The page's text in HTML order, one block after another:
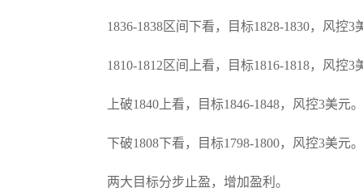
1836-1838区间下看，目标1828-1830，风控3
1810-1812区间上看，目标1816-1818，风控3
上破1840上看，目标1846-1848，风控3美元。
下破1808下看，目标1798-1800，风控3美元。
两大目标分步止盈，增加盈利。